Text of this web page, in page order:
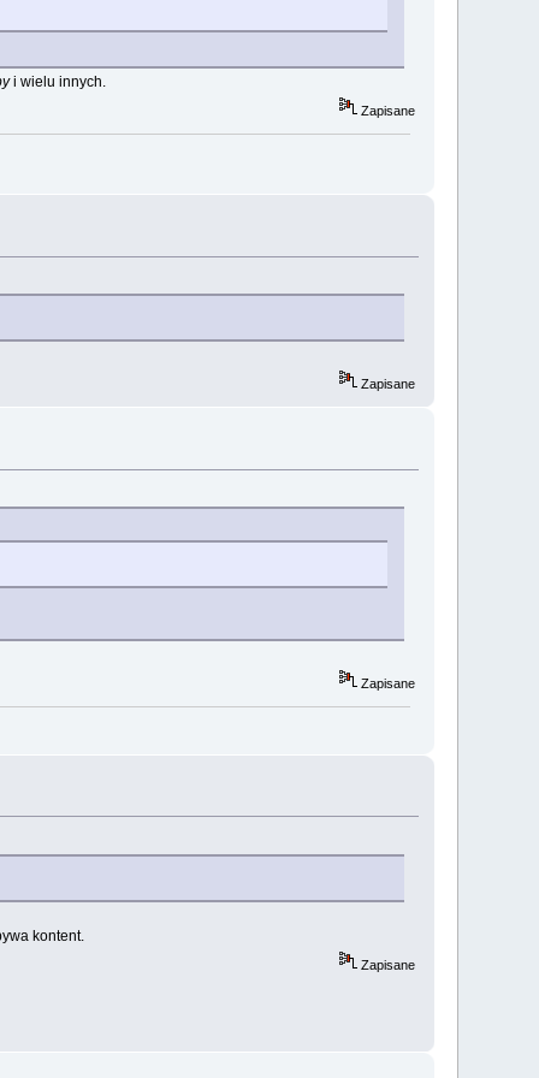
i wielu innych.
Zapisane
Zapisane
Zapisane
kontent.
Zapisane